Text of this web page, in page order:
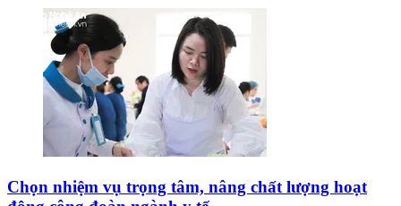
Chọn nhiệm vụ trọng tâm, nâng chất lượng hoạt